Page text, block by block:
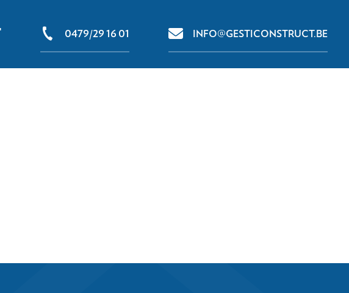
0479/29 16 01 INFO@GESTICONSTRUCT.BE